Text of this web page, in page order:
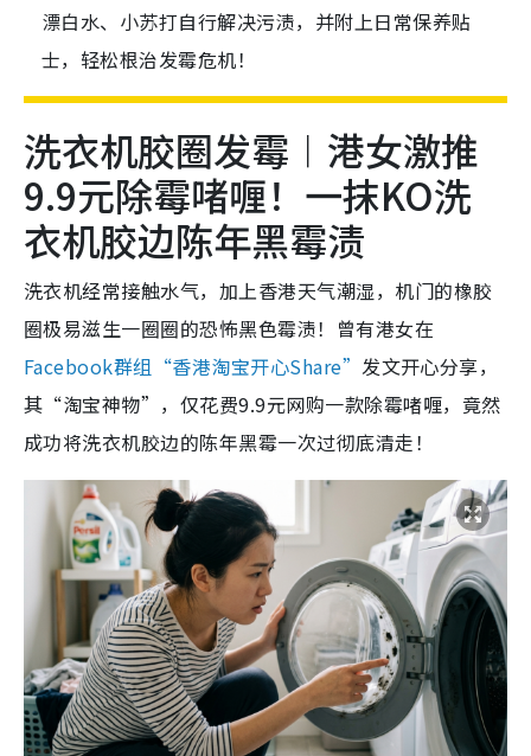
漂白水、小苏打自行解决污渍，并附上日常保养贴
士，轻松根治发霉危机！
洗衣机胶圈发霉︱港女激推
9.9元除霉啫喱！一抹KO洗
衣机胶边陈年黑霉渍
洗衣机经常接触水气，加上香港天气潮湿，机门的橡胶
圈极易滋生一圈圈的恐怖黑色霉渍！曾有港女在
Facebook群组“香港淘宝开心Share” 发文开心分享，
其“淘宝神物”，仅花费9.9元网购一款除霉啫喱，竟然
成功将洗衣机胶边的陈年黑霉一次过彻底清走！